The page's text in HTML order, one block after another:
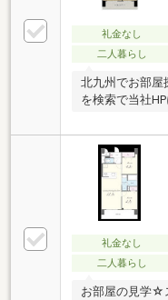
礼金なし
二人暮らし
北九州でお部屋
を検索で当社
礼金なし
二人暮らし
お部屋の見学☆